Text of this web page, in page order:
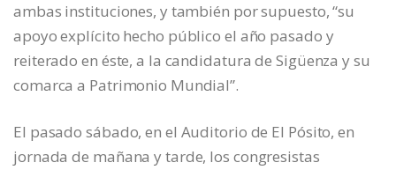
ambas instituciones, y también por supuesto, “su
apoyo explícito hecho público el año pasado y
reiterado en éste, a la candidatura de Sigüenza y su
comarca a Patrimonio Mundial”.
El pasado sábado, en el Auditorio de El Pósito, en
jornada de mañana y tarde, los congresistas